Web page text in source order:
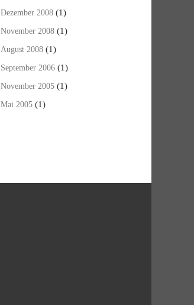
Dezember 2008 (1)
November 2008 (1)
August 2008 (1)
September 2006 (1)
November 2005 (1)
Mai 2005 (1)